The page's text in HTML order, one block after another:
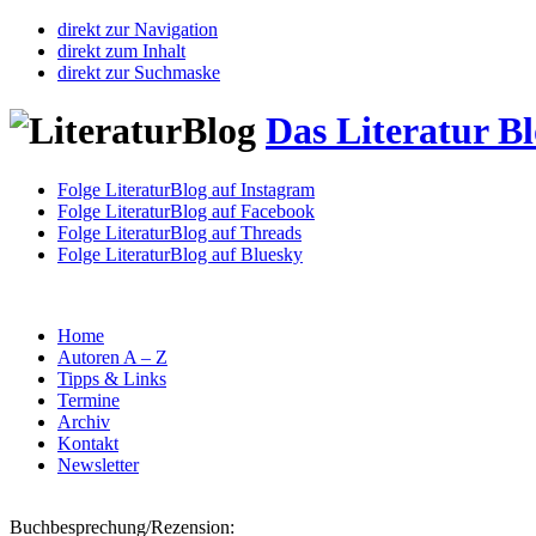
direkt zur Navigation
direkt zum Inhalt
direkt zur Suchmaske
Das Literatur
Folge LiteraturBlog auf Instagram
Folge LiteraturBlog auf Facebook
Folge LiteraturBlog auf Threads
Folge LiteraturBlog auf Bluesky
Home
Autoren A – Z
Tipps & Links
Termine
Archiv
Kontakt
Newsletter
Buchbesprechung/Rezension: